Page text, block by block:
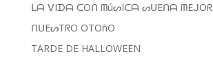
ᒪᗩ ᐯIᗪᗩ ᑕOᑎ ᗰúᔕIᑕᗩ ᔕᑌEᑎᗩ ᗰEᒍOᖇ
ᑎᑌEᔕTᖇO OTOñO
TARDE DE HALLOWEEN